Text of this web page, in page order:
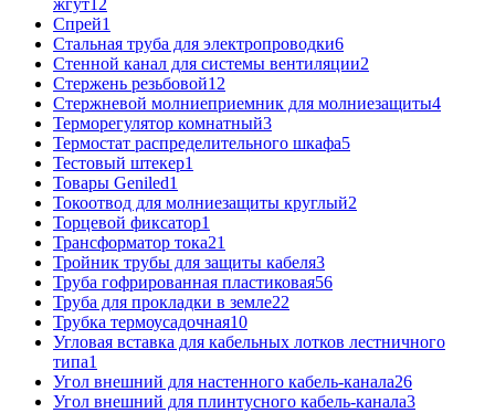
Спрей1
Стальная труба для электропроводки6
Стенной канал для системы вентиляции2
Стержень резьбовой12
Стержневой молниеприемник для молниезащиты4
Терморегулятор комнатный3
Термостат распределительного шкафа5
Тестовый штекер1
Товары Geniled1
Токоотвод для молниезащиты круглый2
Торцевой фиксатор1
Трансформатор тока21
Тройник трубы для защиты кабеля3
Труба гофрированная пластиковая56
Труба для прокладки в земле22
Трубка термоусадочная10
Угловая вставка для кабельных лотков лестничного
типа1
Угол внешний для настенного кабель-канала26
Угол внешний для плинтусного кабель-канала3